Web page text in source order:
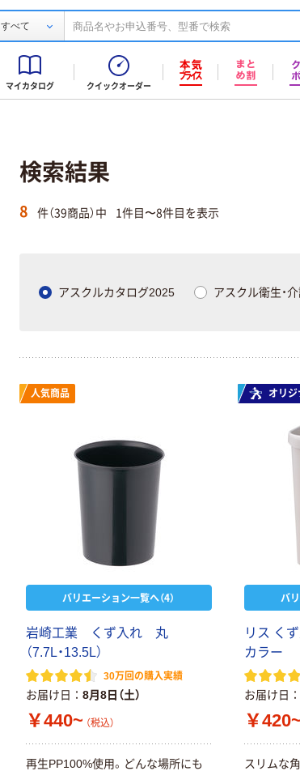
すべて
マイカタログ クイックオーダー
検索結果
8 件（39商品）中 1件目〜8件目を表示
アスクルカタログ2025 アスクル衛生・
人気商品
バリエーション一覧へ（4）
岩崎工業 く ず 入 れ
丸
（7.7 L・13.5L）
30万回の購入実績
お届け日 8月8日（土）
￥440~ （税込）
再生PP100%使用。 どんな場所にも
オリジ
バ
リ ス く ず
カ ラー
お届け日
￥420~
ス リ ムな角